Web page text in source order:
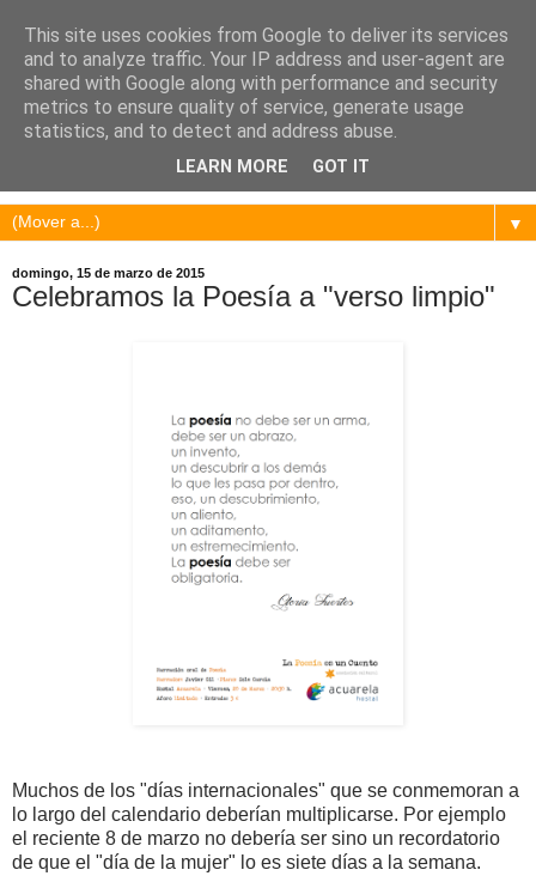
▼
domingo, 15 de marzo de 2015
Celebramos la Poesía a "verso limpio"
Muchos de los "días internacionales" que se conmemoran a
lo largo del calendario deberían multiplicarse. Por ejemplo
el reciente 8 de marzo no debería ser sino un recordatorio
de que el "día de la mujer" lo es siete días a la semana.
This site uses cookies from Google to deliver its services
and to analyze traffic. Your IP address and user-agent are
shared with Google along with performance and security
metrics to ensure quality of service, generate usage
statistics, and to detect and address abuse.
LEARN MORE GOT IT